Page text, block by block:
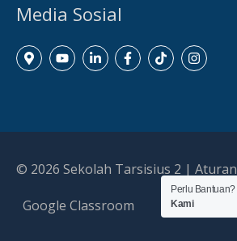
Media Sosial
© 2026 Sekolah Tarsisius 2 | Aturan
Google Classroom
Perlu Bantuan?
Kami